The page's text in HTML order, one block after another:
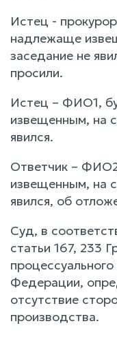
Истец -
надлежаще
заседание не
просили.
Истец – ФИО1,
извещенным, на
явился.
Ответчик –
извещенным, на
явился, об
Суд, в
статьи 167, 233
Федерации,
отсутствие
производства.